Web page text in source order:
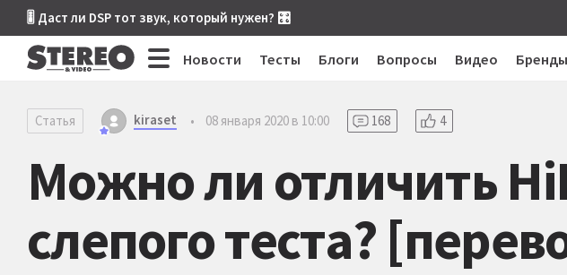
🎚 Даст ли DSP тот звук, который нужен? 🎛
Новости Тесты Блоги Вопросы Видео Бренды
Статья kiraset • 08 января 2020 в 10:00 168 4
Можно ли отличить
слепого теста?